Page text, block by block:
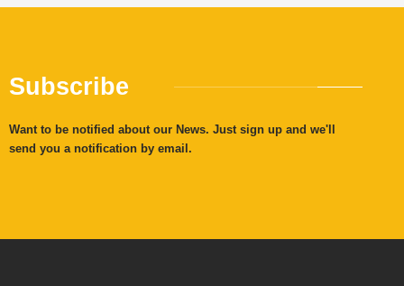
Subscribe
Want to be notified about our News. Just sign up and we'll
send you a notification by email.